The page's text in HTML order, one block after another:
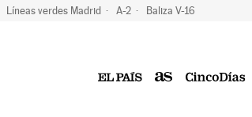
Líneas verdes Madrid A-2 Baliza V-16